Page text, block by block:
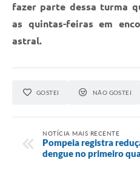
fazer parte dessa turma
as quintas-feiras em
astral.
GOSTEI NÃO GOSTEI
NOTÍCIA MAIS RECENTE
Pompeia registra
dengue no primeiro